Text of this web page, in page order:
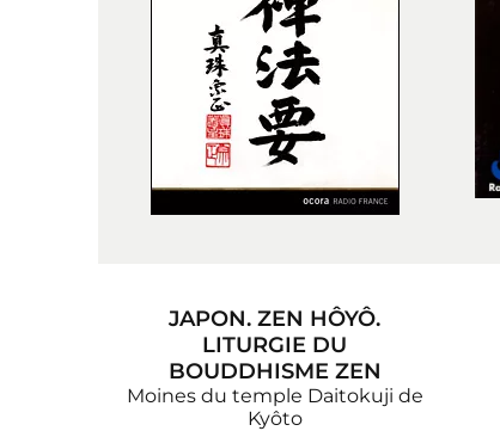
JAPON. ZEN HÔYÔ.
LITURGIE DU
BOUDDHISME ZEN
Moines du temple Daitokuji de
Kyôto